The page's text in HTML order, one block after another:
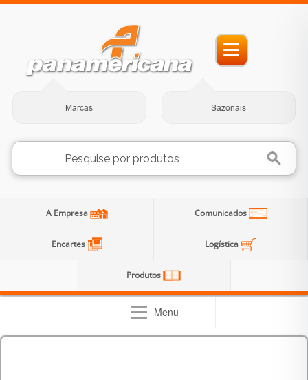
Marcas Sazonais
A Empresa Comunicados
Encartes Logística
Produtos
Menu